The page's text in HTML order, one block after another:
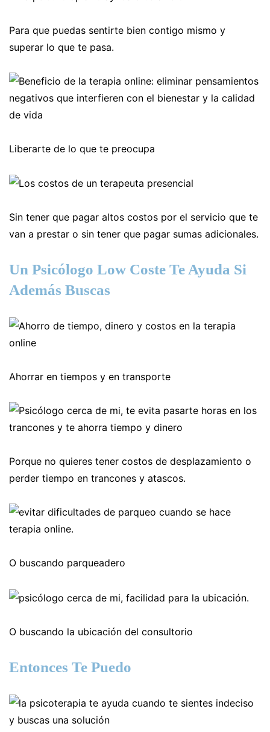
Para que puedas sentirte bien contigo mismo y
superar lo que te pasa.
Liberarte de lo que te preocupa
Sin tener que pagar altos costos por el servicio que te
van a prestar o sin tener que pagar sumas adicionales.
Un Psicólogo Low Coste Te Ayuda Si
Además Buscas
Ahorrar en tiempos y en transporte
Porque no quieres tener costos de desplazamiento o
perder tiempo en trancones y atascos.
O buscando parqueadero
O buscando la ubicación del consultorio
Entonces Te Puedo